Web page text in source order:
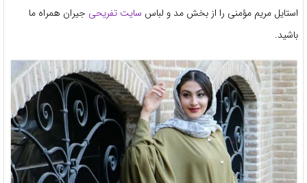
استایل مریم مؤمنی را از بخش مد و لباس سایت تفریحی جیران همراه ما
باشید.